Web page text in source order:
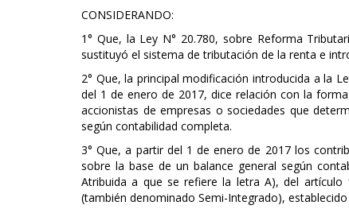
CONSIDERANDO:
1° Que, la Ley N° 20.780, sobre Reforma
sustituyó el sistema de tributación de la renta e
2° Que, la principal modificación introducida a la
del 1 de enero de 2017, dice relación con la
accionistas de empresas o sociedades que
según contabilidad completa.
3° Que, a partir del 1 de enero de 2017 los
sobre la base de un balance general según
Atribuida a que se refiere la letra A), del
(también denominado Semi-Integrado),